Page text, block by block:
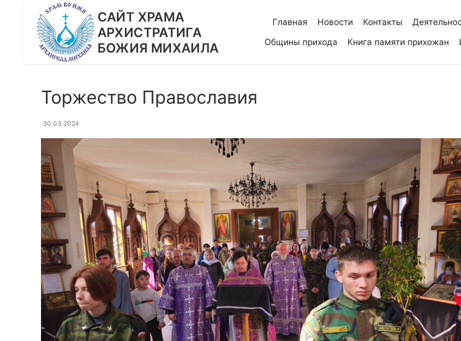
содержимому
CАЙТ ХРАМА
АРХИСТРАТИГА
БОЖИЯ МИХАИЛА
Главная Новости Контакты
Общины прихода
Книга памяти прихожан
Торжество Православия
30.03.2024